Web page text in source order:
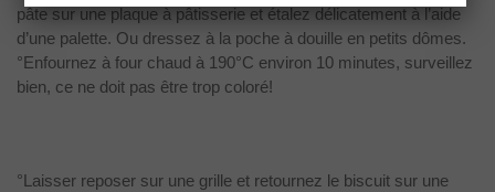
pâte sur une plaque à pâtisserie et étalez délicatement à l’aide
d’une palette. Ou dressez à la poche à douille en petits dômes.
°Enfournez à four chaud à 190°C environ 10 minutes, surveillez
bien, ce ne doit pas être trop coloré!
°Laisser reposer sur une grille et retournez le biscuit sur une